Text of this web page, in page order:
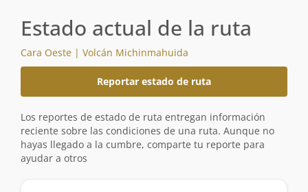
Estado actual de la ruta
Cara Oeste | Volcán Michinmahuida
Reportar estado de ruta
Los reportes de estado de ruta entregan información
reciente sobre las condiciones de una ruta. Aunque no
hayas llegado a la cumbre, comparte tu reporte para
ayudar a otros